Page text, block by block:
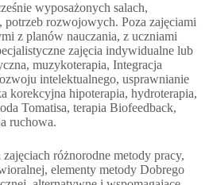
wyposażonych salach,
rozwojowych. Poza zajęciami
z planów nauczania, z uczniami
zajęcia indywidualne lub
muzykoterapia, Integracja
intelektualnego, usprawnianie
korekcyjna hipoterapia, hydroterapia,
Tomatisa, terapia Biofeedback,
ruchowa.
różnorodne metody pracy,
elementy metody Dobrego